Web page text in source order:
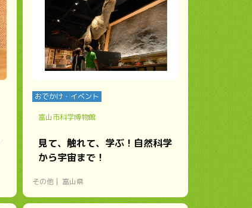
おでかけ・イベント
富山市科学博物館
見て、触れて、学ぶ！自然科学
から宇宙まで！
その他 富山県